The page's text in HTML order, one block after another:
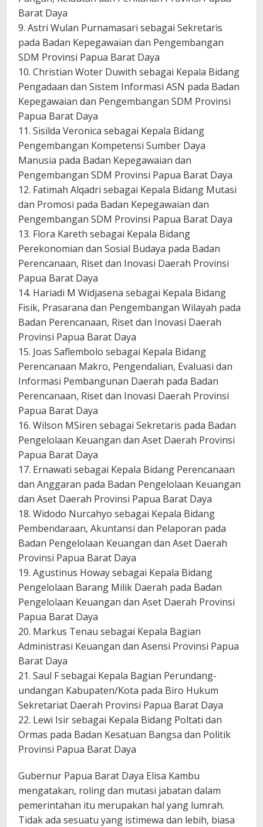
Barat Daya
9. Astri Wulan Purnamasari sebagai Sekretaris
pada Badan Kepegawaian dan Pengembangan
SDM Provinsi Papua Barat Daya
10. Christian Woter Duwith sebagai Kepala Bidang
Pengadaan dan Sistem Informasi ASN pada Badan
Kepegawaian dan Pengembangan SDM Provinsi
Papua Barat Daya
11. Sisilda Veronica sebagai Kepala Bidang
Pengembangan Kompetensi Sumber Daya
Manusia pada Badan Kepegawaian dan
Pengembangan SDM Provinsi Papua Barat Daya
12. Fatimah Alqadri sebagai Kepala Bidang Mutasi
dan Promosi pada Badan Kepegawaian dan
Pengembangan SDM Provinsi Papua Barat Daya
13. Flora Kareth sebagai Kepala Bidang
Perekonomian dan Sosial Budaya pada Badan
Perencanaan, Riset dan Inovasi Daerah Provinsi
Papua Barat Daya
14. Hariadi M Widjasena sebagai Kepala Bidang
Fisik, Prasarana dan Pengembangan Wilayah pada
Badan Perencanaan, Riset dan Inovasi Daerah
Provinsi Papua Barat Daya
15. Joas Saflembolo sebagai Kepala Bidang
Perencanaan Makro, Pengendalian, Evaluasi dan
Informasi Pembangunan Daerah pada Badan
Perencanaan, Riset dan Inovasi Daerah Provinsi
Papua Barat Daya
16. Wilson MSiren sebagai Sekretaris pada Badan
Pengelolaan Keuangan dan Aset Daerah Provinsi
Papua Barat Daya
17. Ernawati sebagai Kepala Bidang Perencanaan
dan Anggaran pada Badan Pengelolaan Keuangan
dan Aset Daerah Provinsi Papua Barat Daya
18. Widodo Nurcahyo sebagai Kepala Bidang
Pembendaraan, Akuntansi dan Pelaporan pada
Badan Pengelolaan Keuangan dan Aset Daerah
Provinsi Papua Barat Daya
19. Agustinus Howay sebagai Kepala Bidang
Pengelolaan Barang Milik Daerah pada Badan
Pengelolaan Keuangan dan Aset Daerah Provinsi
Papua Barat Daya
20. Markus Tenau sebagai Kepala Bagian
Administrasi Keuangan dan Asensi Provinsi Papua
Barat Daya
21. Saul F sebagai Kepala Bagian Perundang-
undangan Kabupaten/Kota pada Biro Hukum
Sekretariat Daerah Provinsi Papua Barat Daya
22. Lewi Isir sebagai Kepala Bidang Poltati dan
Ormas pada Badan Kesatuan Bangsa dan Politik
Provinsi Papua Barat Daya
Gubernur Papua Barat Daya Elisa Kambu
mengatakan, roling dan mutasi jabatan dalam
pemerintahan itu merupakan hal yang lumrah.
Tidak ada sesuatu yang istimewa dan lebih, biasa